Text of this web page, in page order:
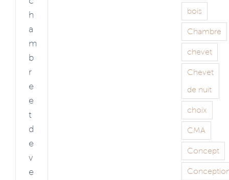
h
a
m
b
r
e
e
t
d
e
v
e
bois
Chambre
chevet
Chevet
de nuit
choix
CMA
Concept